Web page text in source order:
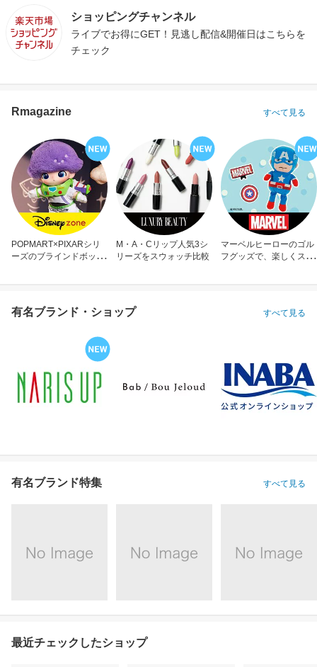
ショッピングチャンネル
ライブでお得にGET！見逃し配信&開催日はこちらを
チェック
Rmagazine すべて見る
POPMART×PIXARシリ
ーズのブラインドボック
M・A・Cリップ人気3シ
リーズをスウォッチ比較
マーベルヒーローのゴル
フグッズで、楽しくスコ
有名ブランド・ショップ すべて見る
有名ブランド特集 すべて見る
最近チェックしたショップ